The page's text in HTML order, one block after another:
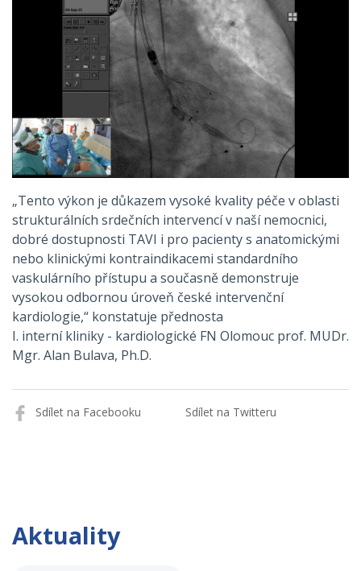
„Tento výkon je důkazem vysoké kvality péče v oblasti
strukturálních srdečních intervencí v naší nemocnici,
dobré dostupnosti TAVI i pro pacienty s anatomickými
nebo klinickými kontraindikacemi standardního
vaskulárního přístupu a současně demonstruje
vysokou odbornou úroveň české intervenční
kardiologie,“ konstatuje přednosta
I. interní kliniky - kardiologické FN Olomouc prof. MUDr.
Mgr. Alan Bulava, Ph.D.
Sdílet na Facebooku Sdílet na Twitteru
Aktuality